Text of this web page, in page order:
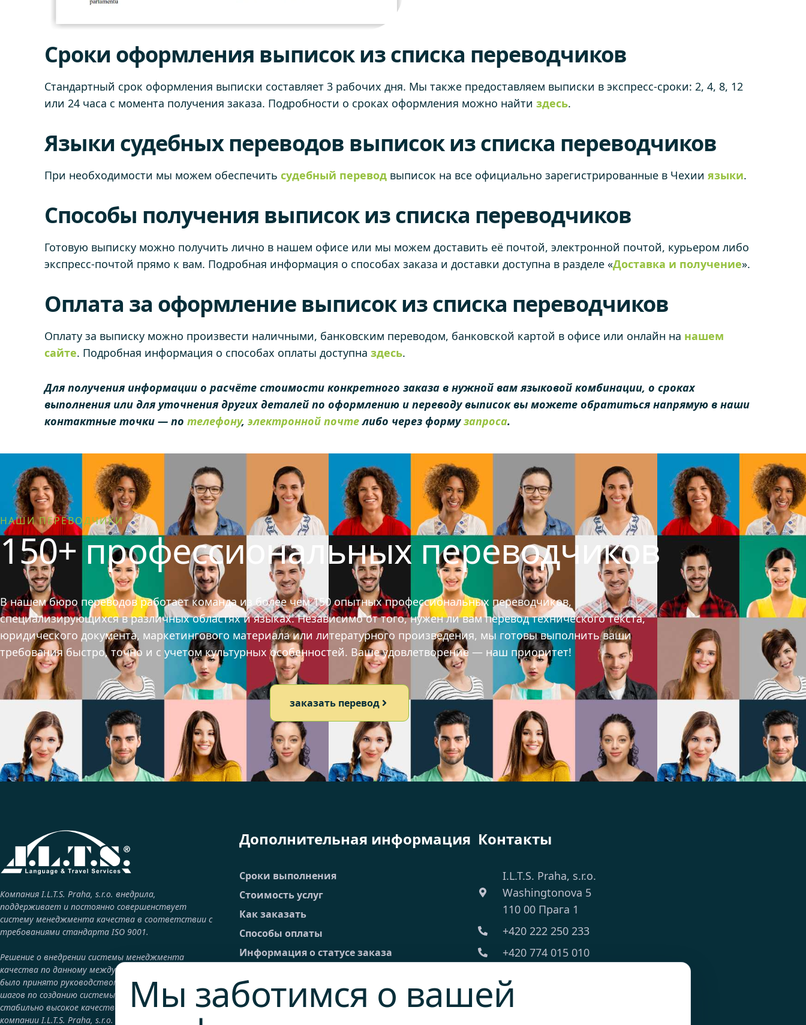
Сроки оформления выписок из списка переводчиков
Стандартный срок оформления выписки составляет 3 рабочих дня. Мы также предоставляем выписки в экспресс-сроки: 2, 4, 8, 12
или 24 часа с момента получения заказа. Подробности о сроках оформления можно найти здесь.
Языки судебных переводов выписок из списка переводчиков
При необходимости мы можем обеспечить судебный перевод выписок на все официально зарегистрированные в Чехии языки.
Способы получения выписок из списка переводчиков
Готовую выписку можно получить лично в нашем офисе или мы можем доставить её почтой, электронной почтой, курьером либо
экспресс-почтой прямо к вам. Подробная информация о способах заказа и доставки доступна в разделе «Доставка и получение».
Оплата за оформление выписок из списка переводчиков
Оплату за выписку можно произвести наличными, банковским переводом, банковской картой в офисе или онлайн на нашем
сайте. Подробная информация о способах оплаты доступна здесь.
Для получения информации о расчёте стоимости конкретного заказа в нужной вам языковой комбинации, о сроках
выполнения или для уточнения других деталей по оформлению и переводу выписок вы можете обратиться напрямую в наши
контактные точки — по телефону, электронной почтелибо через формузапроса.
НАШИ ПЕРЕВОДЧИКИ
150+ профессиональных переводчиков
В нашем бюро переводов работает команда из более чем 150 опытных профессиональных переводчиков,
специализирующихся в различных областях и языках. Независимо от того, нужен ли вам перевод технического текста,
юридического документа, маркетингового материала или литературного произведения, мы готовы выполнить ваши
требования быстро, точно и с учетом культурных особенностей. Ваше удовлетворение — наш приоритет!
заказать перевод
Компания I.L.T.S. Praha, s.r.o. внедрила,
поддерживает и постоянно совершенствует
систему менеджмента качества в соответствии с
требованиями стандарта ISO 9001.
Решение о внедрении системы менеджмента
качества по данному международному стандарту
было принято руководством компании как один из
шагов по созданию системы, гарантирующей
стабильно высокое качество продукции и услуг
компании I.L.T.S. Praha, s.r.o. с целью достижения
Дополнительная информация
Сроки выполнения
Стоимость услуг
Как заказать
Способы оплаты
Информация о статусе заказа
Общие торговые условия
Юридическая информация
Контакты
I.L.T.S. Praha, s.r.o.
Washingtonova 5
110 00 Прага 1
+420 222 250 233
+420 774 015 010
Пн-Пт: 8:00 - 18:00
Мы заботимся о вашей